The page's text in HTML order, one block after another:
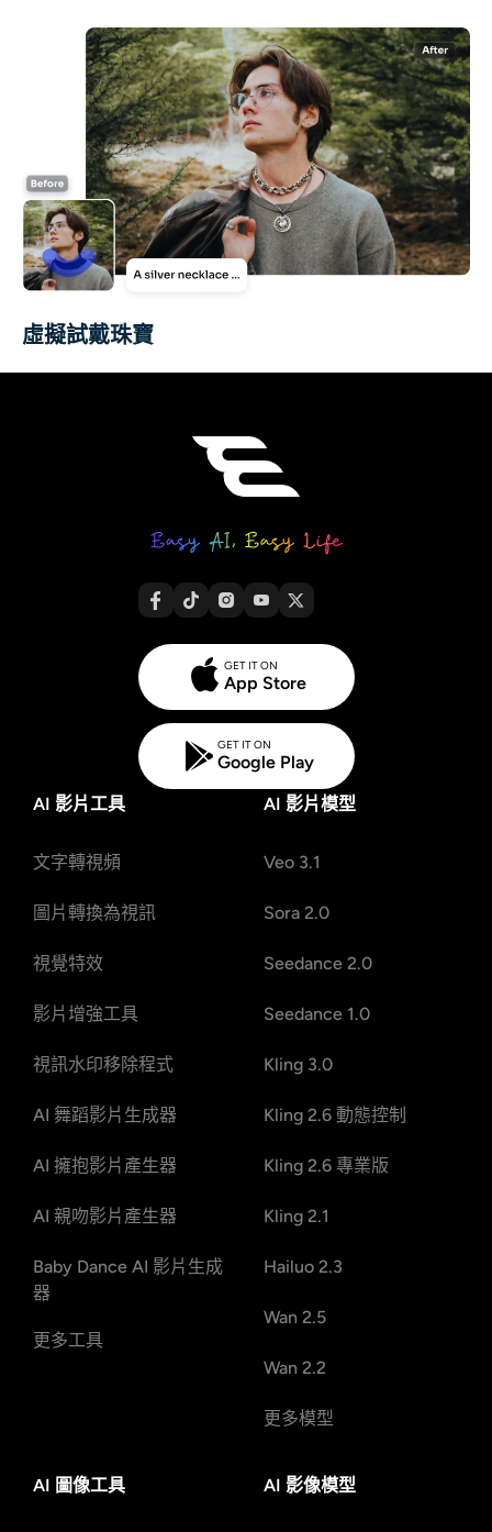
虛擬試戴珠寶
GET IT ON
App Store
GET IT ON
Google Play
AI 影片工具
文字轉視頻
圖片轉換為視訊
視覺特效
影片增強工具
視訊水印移除程式
AI 舞蹈影片生成器
AI 擁抱影片產生器
AI 親吻影片產生器
Baby Dance AI 影片生成
器
更多工具
AI 影片模型
Veo 3.1
Sora 2.0
Seedance 2.0
Seedance 1.0
Kling 3.0
Kling 2.6 動態控制
Kling 2.6 專業版
Kling 2.1
Hailuo 2.3
Wan 2.5
Wan 2.2
更多模型
AI 圖像工具 AI 影像模型